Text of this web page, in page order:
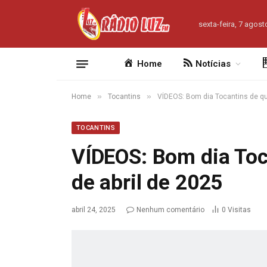
sexta-feira, 7
Home Notícias
Home » Tocantins » VÍDEOS: Bom dia Tocantins de
TOCANTINS
VÍDEOS: Bom dia
de abril de 2025
abril 24, 2025 Nenhum comentário 0 Visitas